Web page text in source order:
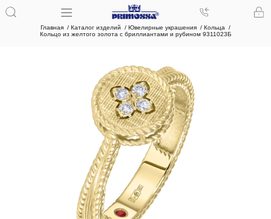
Главная Каталог изделий Ювелирные украшения
Кольца
Кольцо из желтого золота с бриллиантами и рубином 9311023Б